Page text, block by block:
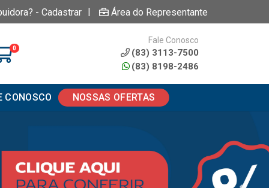
- Cadastrar | Área do Representante
0
Fale Conosco
(83) 3113-7500
(83) 8198-2486
CONOSCO NOSSAS OFERTAS